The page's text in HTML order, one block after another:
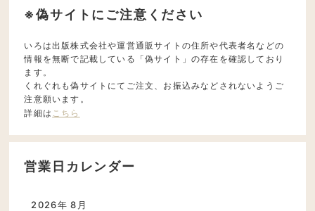
※偽サイトにご注意ください
いろは出版株式会社や運営通販サイトの住所や代表者名などの
情報を無断で記載している「偽サイト」の存在を確認しており
ます。
くれぐれも偽サイトにてご注文、お振込みなどされないようご
注意願います。
詳細は こちら
営業日カレンダー
2026年 8月